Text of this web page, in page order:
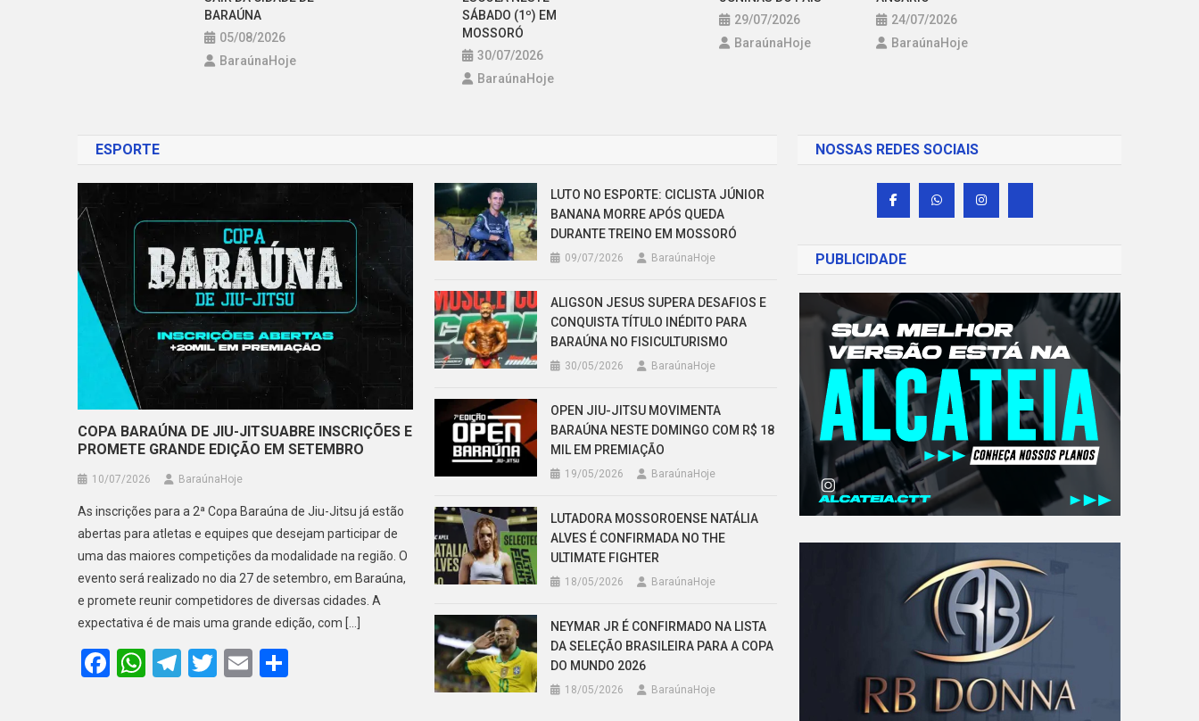
BARAÚNA
05/08/2026
BaraúnaHoje
SÁBADO (1º) EM
MOSSORÓ
30/07/2026
BaraúnaHoje
29/07/2026
BaraúnaHoje
24/07/2026
BaraúnaHoje
ESPORTE
COPA BARAÚNA DE JIU-JITSUABRE INSCRIÇÕES E
PROMETE GRANDE EDIÇÃO EM SETEMBRO
10/07/2026 BaraúnaHoje
As inscrições para a 2ª Copa Baraúna de Jiu-Jitsu já estão
abertas para atletas e equipes que desejam participar de
uma das maiores competições da modalidade na região. O
evento será realizado no dia 27 de setembro, em Baraúna,
e promete reunir competidores de diversas cidades. A
expectativa é de mais uma grande edição, com […]
Facebook
WhatsApp
Telegram
Twitter
Email
LUTO NO ESPORTE: CICLISTA JÚNIOR
BANANA MORRE APÓS QUEDA
DURANTE TREINO EM MOSSORÓ
09/07/2026 BaraúnaHoje
ALIGSON JESUS SUPERA DESAFIOS E
CONQUISTA TÍTULO INÉDITO PARA
BARAÚNA NO FISICULTURISMO
30/05/2026 BaraúnaHoje
OPEN JIU-JITSU MOVIMENTA
BARAÚNA NESTE DOMINGO COM R$ 18
MIL EM PREMIAÇÃO
19/05/2026 BaraúnaHoje
LUTADORA MOSSOROENSE NATÁLIA
ALVES É CONFIRMADA NO THE
ULTIMATE FIGHTER
18/05/2026 BaraúnaHoje
NEYMAR JR É CONFIRMADO NA LISTA
DA SELEÇÃO BRASILEIRA PARA A COPA
DO MUNDO 2026
18/05/2026 BaraúnaHoje
NOSSAS REDES SOCIAIS
PUBLICIDADE